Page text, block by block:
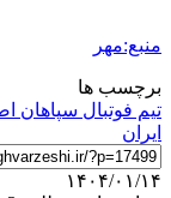
منبع:مهر
برچسب ها
تیم فوتبال سپاهان
ایران
۱۴۰۴/۰۱/۱۴